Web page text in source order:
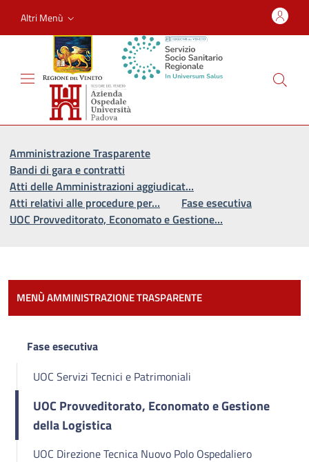
Altri Menù
Amministrazione Trasparente
Bandi di gara e contratti
Atti delle Amministrazioni aggiudicat…
Atti relativi alle procedure per…
Fase esecutiva
UOC Provveditorato, Economato e Gestione…
MENÙ AMMINISTRAZIONE TRASPARENTE
Fase esecutiva
UOC Servizi Tecnici e Patrimoniali
UOC Provveditorato, Economato e Gestione
della Logistica
UOC Direzione Tecnica Nuovo Polo Ospedaliero